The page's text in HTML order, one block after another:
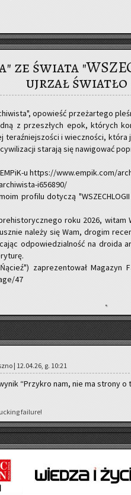
ze świata
ujrzał
opo­wieść prze­żar­te­go
z prze­szłych epok, któ­rych
te­raź­niej­szo­ści i wiecz­no­ści,
sta­ra­ją się na­wi­go­wać
EM­PiK-u https://www.empik.com/
i656890/
pro­fi­lu do­ty­czą
roku 2026,
na­le­ży się Wam, dro­gim
od­po­wie­dzial­ność na dro­ida
za­pre­zen­to­wał Ma­ga­zyn
47
| 12.04.26, g. 10:21
“Przy­kro nam, nie ma stro­ny o
fa­ilu­re!